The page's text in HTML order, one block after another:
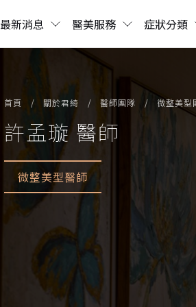
最新消息 醫美服務 症狀分類
首頁 關於君綺 醫師團隊 微整美型
許孟璇 醫師
微整美型醫師